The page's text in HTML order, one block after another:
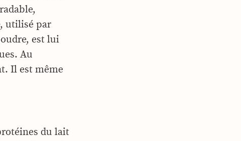
utilisé par
est lui
Au
Il est même
du lait